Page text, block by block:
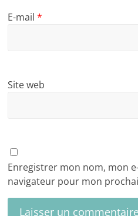
E-mail*
Site web
Enregistrer mon nom, mon
navigateur pour mon